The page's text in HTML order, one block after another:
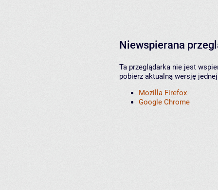
Niewspierana
Ta przeglądarka nie jest
pobierz aktualną wersję
Mozilla Firefox
Google Chrome